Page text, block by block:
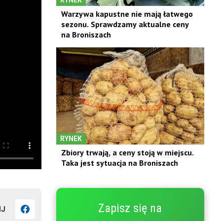
Warzywa kapustne nie mają łatwego
sezonu. Sprawdzamy aktualne ceny
na Broniszach
RYNEK
Zbiory trwają, a ceny stoją w miejscu.
Taka jest sytuacja na Broniszach
Zapisz się na